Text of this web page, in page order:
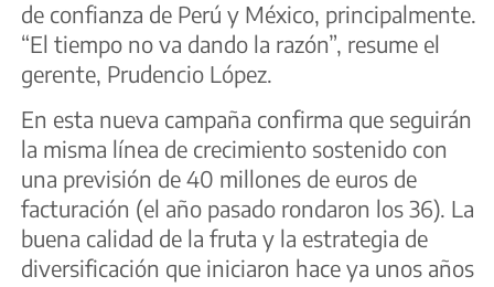
de confianza de Perú y México, principalmente.
“El tiempo no va dando la razón”, resume el
gerente, Prudencio López.
En esta nueva campaña confirma que seguirán
la misma línea de crecimiento sostenido con
una previsión de 40 millones de euros de
facturación (el año pasado rondaron los 36). La
buena calidad de la fruta y la estrategia de
diversificación que iniciaron hace ya unos años